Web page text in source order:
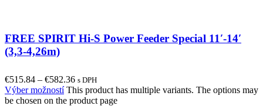
FREE SPIRIT Hi-S Power Feeder Special 11′-14′
(3,3-4,26m)
€515.84 – €582.36 s DPH
Výber možností This product has multiple variants. The options may
be chosen on the product page